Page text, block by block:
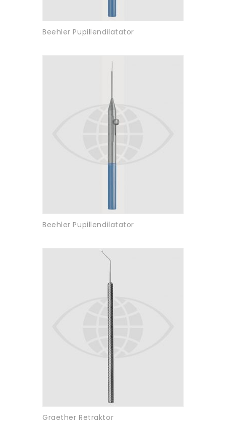
Beehler Pupillendilatator
Beehler Pupillendilatator
Graether Retraktor